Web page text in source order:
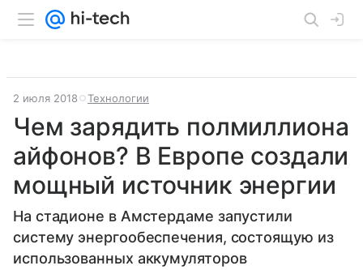
2 июля 2018 Технологии
Чем зарядить полмиллиона
айфонов? В Европе создали
мощный источник энергии
На стадионе в Амстердаме запустили
систему энергообеспечения, состоящую из
использованных аккумуляторов